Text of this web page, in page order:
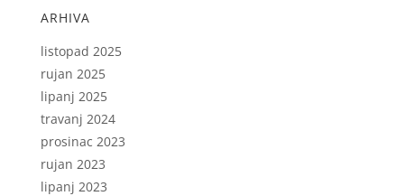
ARHIVA
listopad 2025
rujan 2025
lipanj 2025
travanj 2024
prosinac 2023
rujan 2023
lipanj 2023